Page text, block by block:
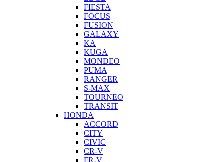
FIESTA
FOCUS
FUSION
GALAXY
KA
KUGA
MONDEO
PUMA
RANGER
S-MAX
TOURNEO
TRANSIT
HONDA
ACCORD
CITY
CIVIC
CR-V
FR-V